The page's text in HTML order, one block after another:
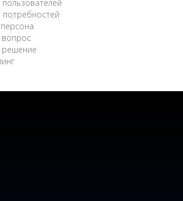
потребностей